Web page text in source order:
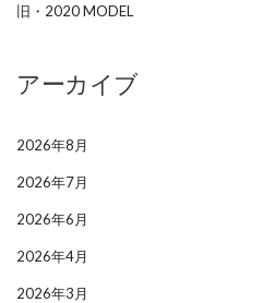
旧・2020 MODEL
アーカイブ
2026年8月
2026年7月
2026年6月
2026年4月
2026年3月